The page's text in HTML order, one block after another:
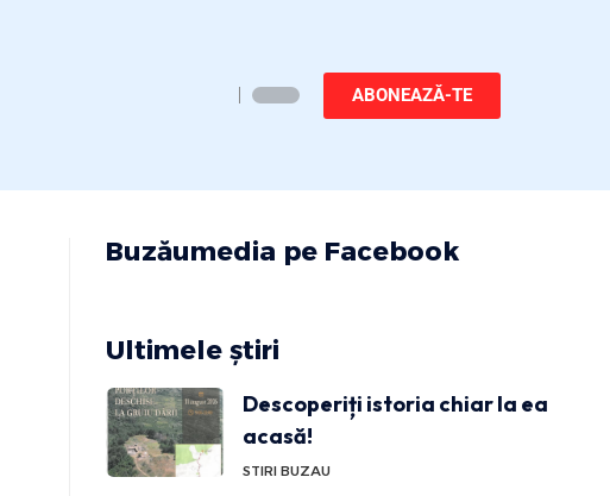
ABONEAZĂ-TE
Buzăumedia pe Facebook
Ultimele știri
Descoperiți istoria chiar la ea
acasă!
STIRI BUZAU